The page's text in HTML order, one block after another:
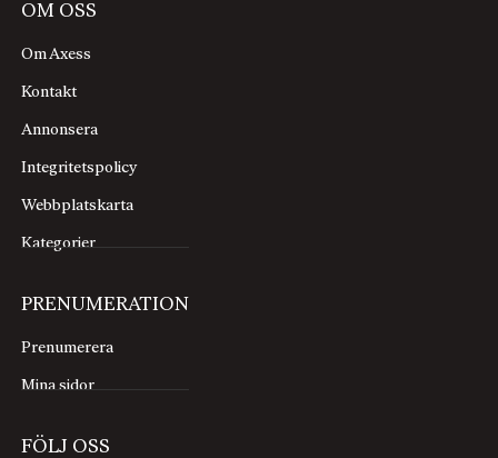
OM OSS
Om Axess
Kontakt
Annonsera
Integritetspolicy
Webbplatskarta
Kategorier
PRENUMERATION
Prenumerera
Mina sidor
FÖLJ OSS